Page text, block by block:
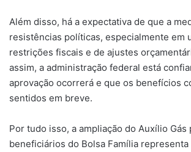
Além disso, há a expectativa de que a
resistências políticas, especialmente em
restrições fiscais e de ajustes
assim, a administração federal está
aprovação ocorrerá e que os benefícios
sentidos em breve.
Por tudo isso, a ampliação do Auxílio Gás
beneficiários do Bolsa Família